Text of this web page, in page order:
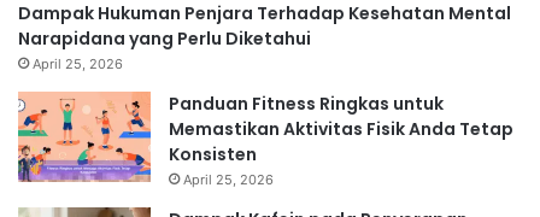
Dampak Hukuman Penjara Terhadap Kesehatan Mental
Narapidana yang Perlu Diketahui
April 25, 2026
Panduan Fitness Ringkas untuk
Memastikan Aktivitas Fisik Anda Tetap
Konsisten
April 25, 2026